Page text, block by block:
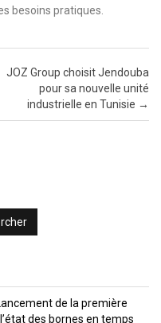
besoins pratiques.
JOZ Group choisit Jendouba
pour sa nouvelle unité
industrielle en Tunisie →
de la première
des bornes en temps